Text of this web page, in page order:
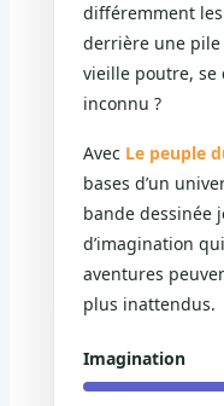
différemment
derrière une pile
vieille poutre,
inconnu ?
Avec Le peuple
bases d’un
bande dessinée
d’imagination
aventures
plus inattendus.
Imagination